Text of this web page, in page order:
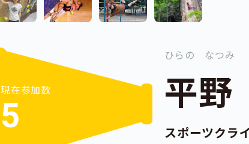
現在参加数
5
ひらの なつみ
平
スポーツクラ